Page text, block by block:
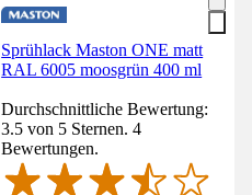
Sprühlack Maston ONE matt
RAL 6005 moosgrün 400 ml
Durchschnittliche Bewertung:
3.5 von 5 Sternen. 4
Bewertungen.